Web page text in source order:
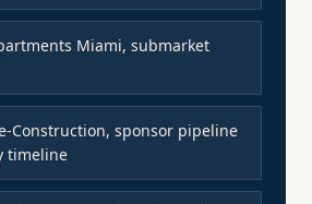
Miami, submarket
Construction, sponsor pipeline
timeline